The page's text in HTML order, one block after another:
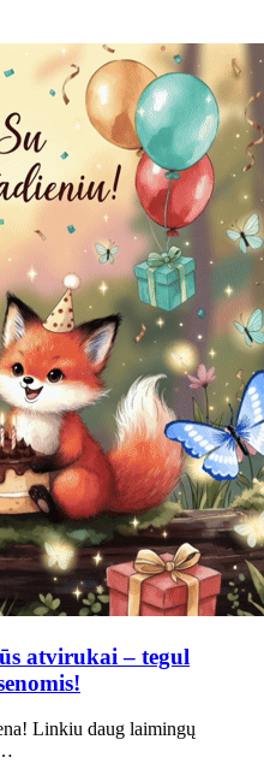
atvirukai – tegul
Linkiu daug laimingų